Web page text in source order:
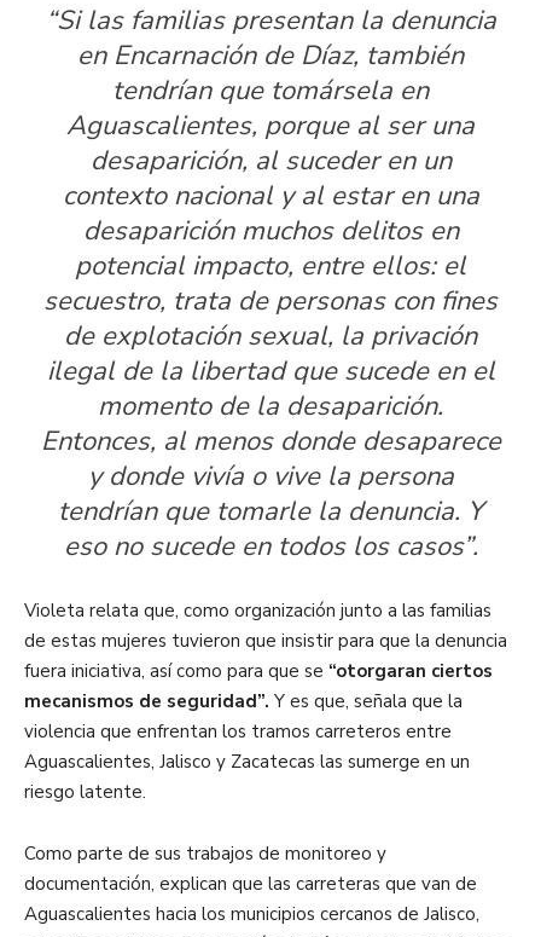
“Si las familias presentan la denuncia
en Encarnación de Díaz, también
tendrían que tomársela en
Aguascalientes, porque al ser una
desaparición, al suceder en un
contexto nacional y al estar en una
desaparición muchos delitos en
potencial impacto, entre ellos: el
secuestro, trata de personas con fines
de explotación sexual, la privación
ilegal de la libertad que sucede en el
momento de la desaparición.
Entonces, al menos donde desaparece
y donde vivía o vive la persona
tendrían que tomarle la denuncia. Y
eso no sucede en todos los casos”.
Violeta relata que, como organización junto a las familias
de estas mujeres tuvieron que insistir para que la denuncia
fuera iniciativa, así como para que se “otorgaran ciertos
mecanismos de seguridad”. Y es que, señala que la
violencia que enfrentan los tramos carreteros entre
Aguascalientes, Jalisco y Zacatecas las sumerge en un
riesgo latente.
Como parte de sus trabajos de monitoreo y
documentación, explican que las carreteras que van de
Aguascalientes hacia los municipios cercanos de Jalisco,